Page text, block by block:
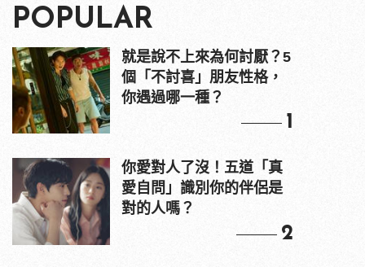
POPULAR
就是說不上來為何討厭？5
個「不討喜」朋友性格，
你遇過哪一種？
1
你愛對人了沒！五道「真
愛自問」識別你的伴侶是
對的人嗎？
2